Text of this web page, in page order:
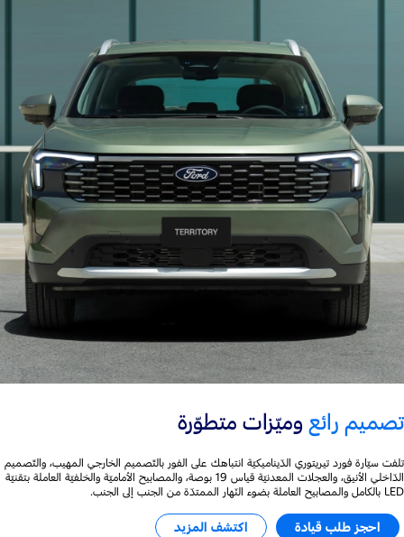
تصميم رائع وميّزات متطوّرة
تلفت سيّارة فورد تيريتوري الدّيناميكيّة انتباهك على الفور بالتّصميم الخارجي المهيب، والتّصميم
الدّاخلي الأنيق، والعجلات المعدنيّة قياس 19 بوصة، والمصابيح الأماميّة والخلفيّة العاملة بتقنيّة
LED بالكامل والمصابيح العاملة بضوء النّهار الممتدّة من الجنب إلى الجنب.
احجز طلب قيادة اكتشف المزيد